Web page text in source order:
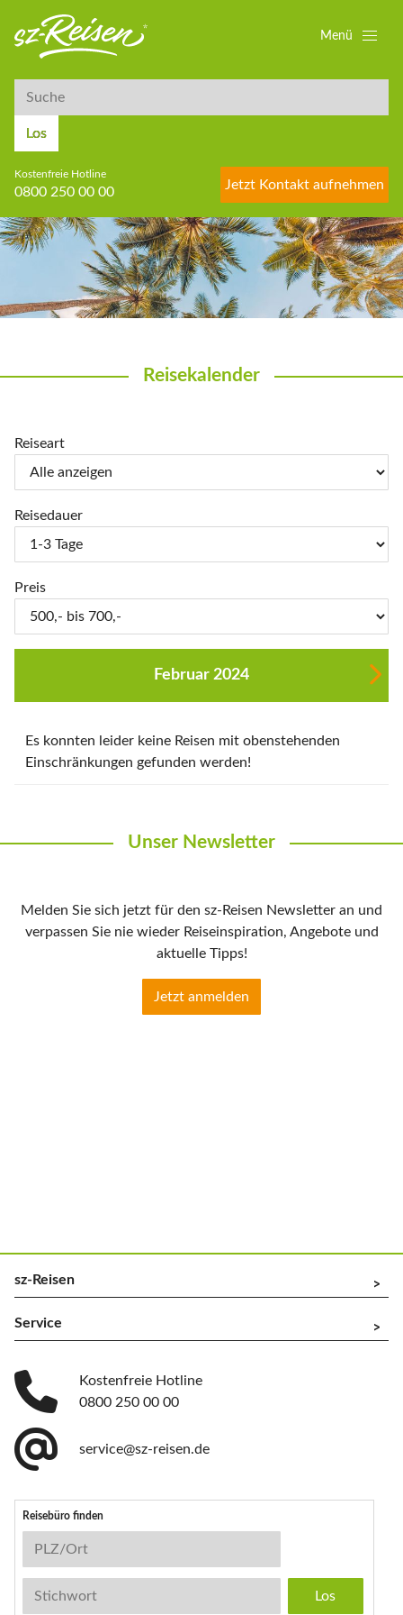
Suche
Los
Kostenfreie Hotline
0800 250 00 00
Jetzt Kontakt aufnehmen
Menü
Reisekalender
Reiseart
Reisedauer
Preis
Februar 2024
Es konnten leider keine Reisen mit obenstehenden
Einschränkungen gefunden werden!
Unser Newsletter
Melden Sie sich jetzt für den sz-Reisen Newsletter an und
verpassen Sie nie wieder Reiseinspiration, Angebote und
aktuelle Tipps!
Jetzt anmelden
sz-Reisen ^
Service ^
Kostenfreie Hotline
0800 250 00 00
service@sz-reisen.de
Reisebüro finden
Reisebüro-Suche
PLZ/Ort